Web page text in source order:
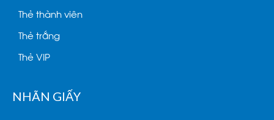
Thẻ thành viên
Thẻ trắng
Thẻ VIP
NHÃN GIẤY